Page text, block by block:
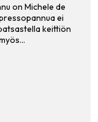
on Michele de
ei
keittiön